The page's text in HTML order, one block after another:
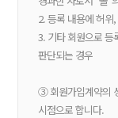
2. 등록 내용에 허위
3. 기타 회원으로
판단되는 경우
③ 회원가입계약의
시점으로 합니다.